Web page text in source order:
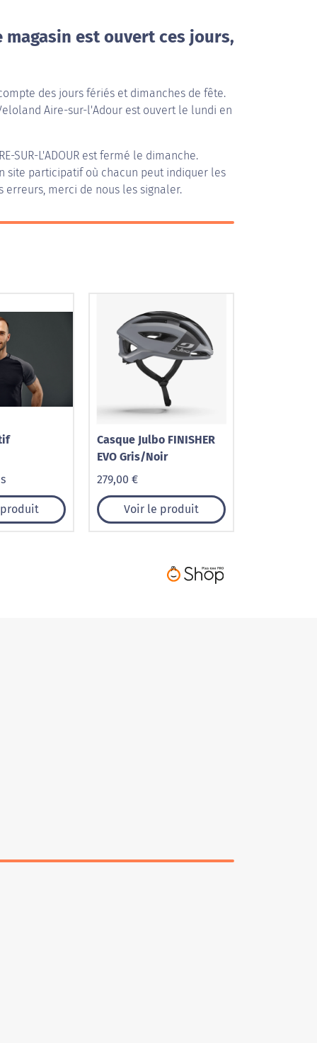
est ouvert ces jours,
des jours fériés et dimanches de fête.
Aire-sur-l'Adour est ouvert le lundi en
SUR-L'ADOUR est fermé le dimanche.
site participatif où chacun peut indiquer les
erreurs, merci de nous les signaler.
Casque Julbo FINISHER
EVO Gris/Noir
279,00 €
Voir le produit